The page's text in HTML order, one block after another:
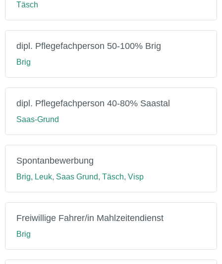
Täsch
dipl. Pflegefachperson 50-100% Brig
Brig
dipl. Pflegefachperson 40-80% Saastal
Saas-Grund
Spontanbewerbung
Brig, Leuk, Saas Grund, Täsch, Visp
Freiwillige Fahrer/in Mahlzeitendienst
Brig